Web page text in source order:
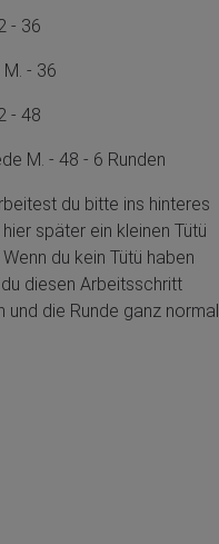
- 36
- 36
- 48
M. - 48 - 6 Runden
du bitte ins hinteres
später ein kleinen Tütü
du kein Tütü haben
diesen Arbeitsschritt
und die Runde ganz normal